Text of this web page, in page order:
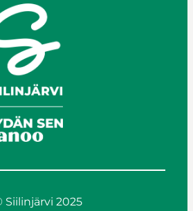
Siilinjärvi 2025